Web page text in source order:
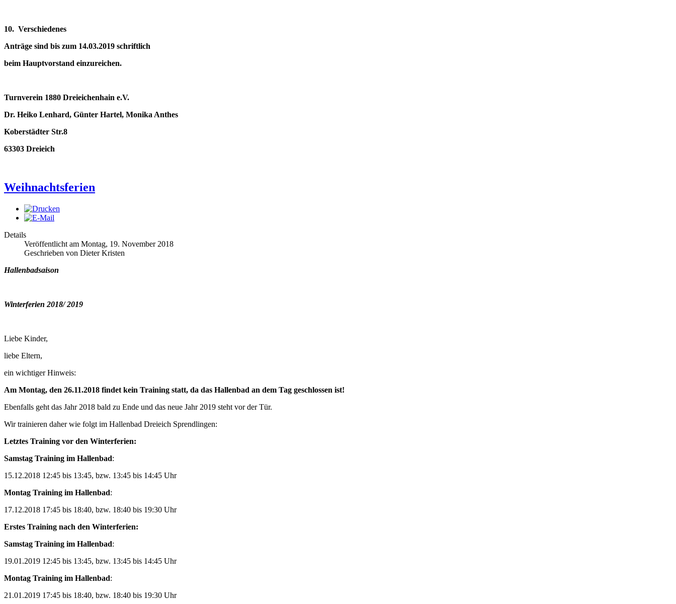
10. Verschiedenes
Anträge sind bis zum 14.03.2019 schriftlich
beim Hauptvorstand einzureichen.
Turnverein 1880 Dreieichenhain e.V.
Dr. Heiko Lenhard, Günter Hartel, Monika Anthes
Koberstädter Str.8
63303 Dreieich
Weihnachtsferien
Details
Veröffentlicht am Montag, 19. November 2018
Geschrieben von Dieter Kristen
Hallenbadsaison
Winterferien 2018/ 2019
Liebe Kinder,
liebe Eltern,
ein wichtiger Hinweis:
Am Montag, den 26.11.2018 findet kein Training statt, da das Hallenbad an dem Tag geschlossen ist!
Ebenfalls geht das Jahr 2018 bald zu Ende und das neue Jahr 2019 steht vor der Tür.
Wir trainieren daher wie folgt im Hallenbad Dreieich Sprendlingen:
Letztes Training vor den Winterferien:
Samstag Training im Hallenbad:
15.12.2018 12:45 bis 13:45, bzw. 13:45 bis 14:45 Uhr
Montag Training im Hallenbad:
17.12.2018 17:45 bis 18:40, bzw. 18:40 bis 19:30 Uhr
Erstes Training nach den Winterferien:
Samstag Training im Hallenbad:
19.01.2019 12:45 bis 13:45, bzw. 13:45 bis 14:45 Uhr
Montag Training im Hallenbad:
21.01.2019 17:45 bis 18:40, bzw. 18:40 bis 19:30 Uhr